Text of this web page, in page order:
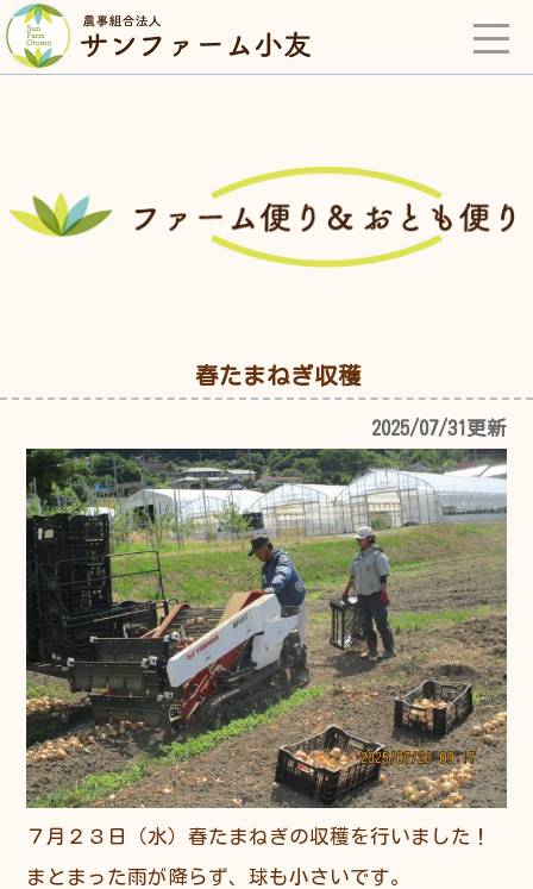
春たまねぎ収穫
2025/07/31更新
７月２３日（水）春たまねぎの収穫を行いました！
まとまった雨が降らず、球も小さいです。